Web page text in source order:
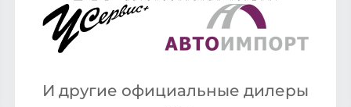
И другие официальные дилеры